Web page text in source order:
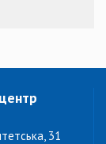
31